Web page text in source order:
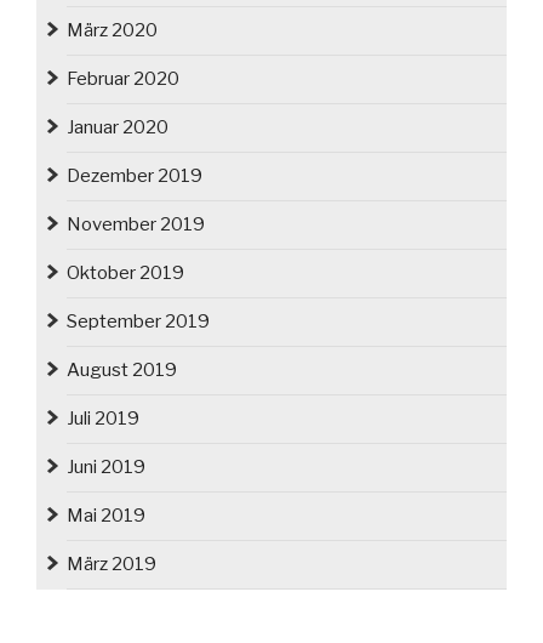
März 2020
Februar 2020
Januar 2020
Dezember 2019
November 2019
Oktober 2019
September 2019
August 2019
Juli 2019
Juni 2019
Mai 2019
März 2019